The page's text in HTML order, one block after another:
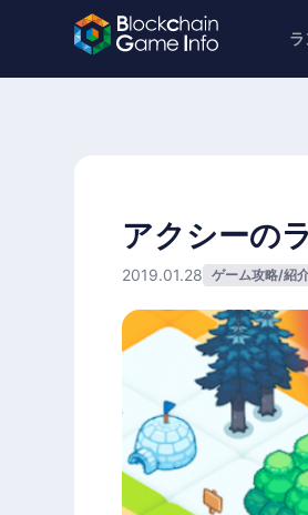
アクシーの
2019.01.28 ゲーム攻略/紹